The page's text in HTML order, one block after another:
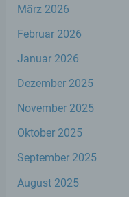
März 2026
Februar 2026
Januar 2026
Dezember 2025
November 2025
Oktober 2025
September 2025
August 2025
Auftragsverarbeiter,
dem für die
Durch eine
die vom Internet-
Datum sowie die
vor dem